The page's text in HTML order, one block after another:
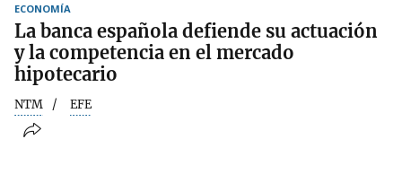
ECONOMÍA
La banca española defiende su actuación
y la competencia en el mercado
hipotecario
NTM EFE